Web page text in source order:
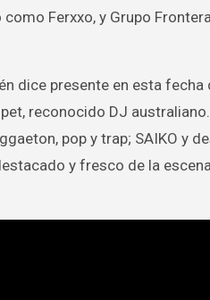
Ferxxo, y Grupo
dice presente en esta
reconocido DJ
pop y trap; SAIKO y
y fresco de la